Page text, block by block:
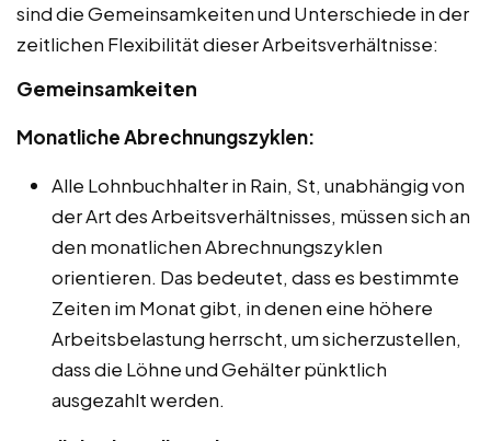
sind die Gemeinsamkeiten und Unterschiede in der
zeitlichen Flexibilität dieser Arbeitsverhältnisse:
Gemeinsamkeiten
Monatliche Abrechnungszyklen:
Alle Lohnbuchhalter in Rain, St, unabhängig von
der Art des Arbeitsverhältnisses, müssen sich an
den monatlichen Abrechnungszyklen
orientieren. Das bedeutet, dass es bestimmte
Zeiten im Monat gibt, in denen eine höhere
Arbeitsbelastung herrscht, um sicherzustellen,
dass die Löhne und Gehälter pünktlich
ausgezahlt werden.